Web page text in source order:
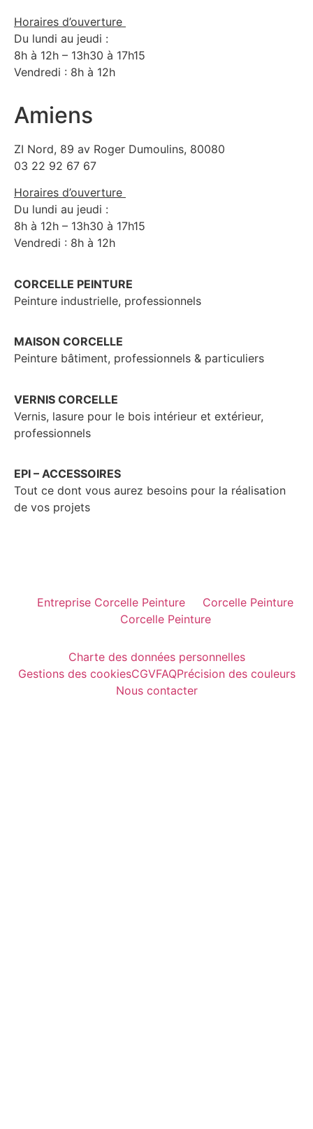
Horaires d’ouverture
Du lundi au jeudi :
8h à 12h – 13h30 à 17h15
Vendredi : 8h à 12h
Amiens
ZI Nord, 89 av Roger Dumoulins, 80080
03 22 92 67 67
Horaires d’ouverture
Du lundi au jeudi :
8h à 12h – 13h30 à 17h15
Vendredi : 8h à 12h
CORCELLE PEINTURE
Peinture industrielle, professionnels
MAISON CORCELLE
Peinture bâtiment, professionnels & particuliers
VERNIS CORCELLE
Vernis, lasure pour le bois intérieur et extérieur,
professionnels
EPI – ACCESSOIRES
Tout ce dont vous aurez besoins pour la réalisation
de vos projets
Entreprise Corcelle Peinture
Corcelle Peinture
Corcelle Peinture
Charte des données personnelles
Gestions des cookiesCGVFAQPrécision des couleurs
Nous contacter